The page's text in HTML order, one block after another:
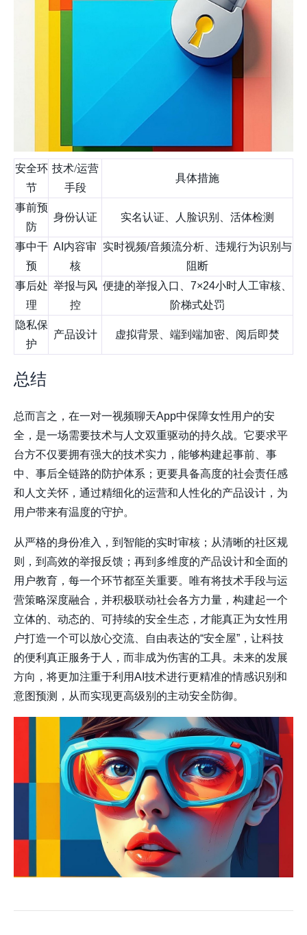
安全环
节
技术/运营
手段
具体措施
事前预
防
身份认证 实名认证、人脸识别、活体检测
事中干
预
AI内容审
核
实时视频/音频流分析、违规行为识别与
阻断
事后处
理
举报与风
控
便捷的举报入口、7×24小时人工审核、
阶梯式处罚
隐私保
护
产品设计 虚拟背景、端到端加密、阅后即焚
总结
总而言之，在一对一视频聊天App中保障女性用户的安
全，是一场需要技术与人文双重驱动的持久战。它要求平
台方不仅要拥有强大的技术实力，能够构建起事前、事
中、事后全链路的防护体系；更要具备高度的社会责任感
和人文关怀，通过精细化的运营和人性化的产品设计，为
用户带来有温度的守护。
从严格的身份准入，到智能的实时审核；从清晰的社区规
则，到高效的举报反馈；再到多维度的产品设计和全面的
用户教育，每一个环节都至关重要。唯有将技术手段与运
营策略深度融合，并积极联动社会各方力量，构建起一个
立体的、动态的、可持续的安全生态，才能真正为女性用
户打造一个可以放心交流、自由表达的“安全屋”，让科技
的便利真正服务于人，而非成为伤害的工具。未来的发展
方向，将更加注重于利用AI技术进行更精准的情感识别和
意图预测，从而实现更高级别的主动安全防御。